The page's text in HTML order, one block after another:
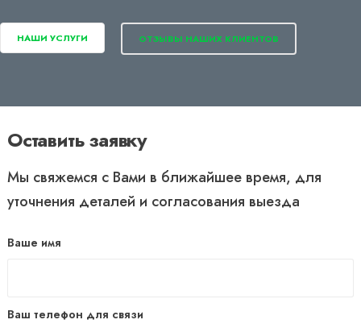
НАШИ УСЛУГИ ОТЗЫВЫ НАШИХ КЛИЕНТОВ
Оставить заявку
Мы свяжемся с Вами в ближайшее время, для
уточнения деталей и согласования выезда
Ваше имя
Ваш телефон для связи